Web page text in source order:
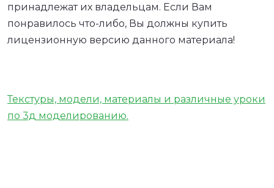
принадлежат их владельцам. Если Вам
понравилось что-либо, Вы должны купить
лицензионную версию данного материала!
Текстуры, модели, материалы и различные уроки
по 3д моделированию.